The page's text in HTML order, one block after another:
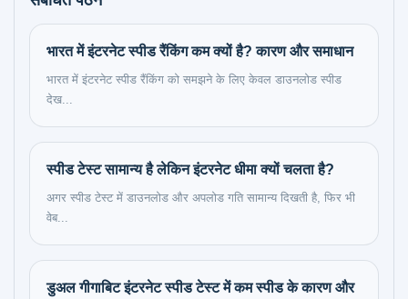
भारत में इंटरनेट स्पीड रैंकिंग कम क्यों है? कारण और समाधान
भारत में इंटरनेट स्पीड रैंकिंग को समझने के लिए केवल डाउनलोड स्पीड
देख...
स्पीड टेस्ट सामान्य है लेकिन इंटरनेट धीमा क्यों चलता है?
अगर स्पीड टेस्ट में डाउनलोड और अपलोड गति सामान्य दिखती है, फिर भी
वेब...
डुअल गीगाबिट इंटरनेट स्पीड टेस्ट में कम स्पीड के कारण और